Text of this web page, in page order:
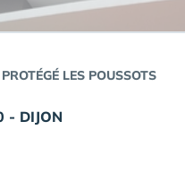
LES POUSSOTS
- DIJON